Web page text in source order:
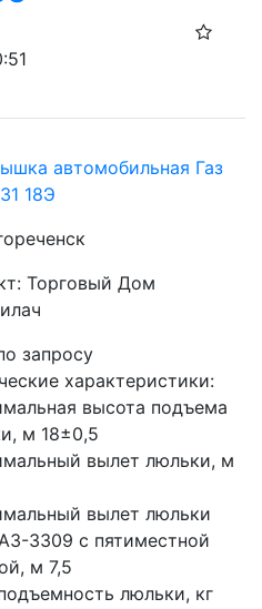
автомобильная Газ
18Э
Торговый Дом
запросу
характеристики:
высота подъема
м 18±0,5
вылет люльки, м
вылет люльки
3309 с пятиместной
м 7,5
люльки, кг